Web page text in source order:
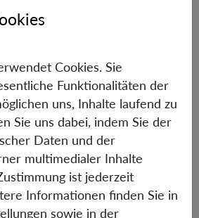
designed for witnessing each
(Department of
Advanced Studies in Basic
Zang)
Cookies. Sie
Funktionalitäten der
uns, Inhalte laufend zu
Sie uns dabei, indem Sie der
Daten und der
multimedialer Inhalte
ist jederzeit
Informationen finden Sie in
sowie in der